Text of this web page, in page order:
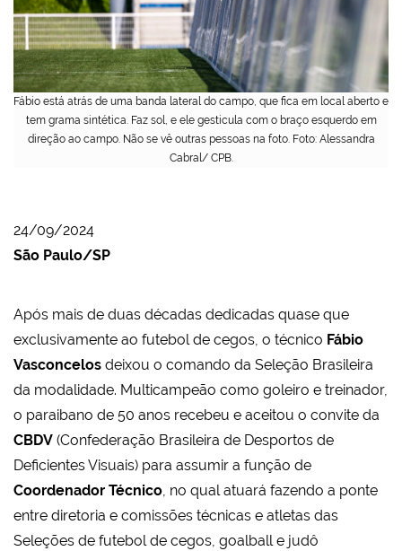
Fábio está atrás de uma banda lateral do campo, que fica em local aberto e
tem grama sintética. Faz sol, e ele gesticula com o braço esquerdo em
direção ao campo. Não se vê outras pessoas na foto. Foto: Alessandra
Cabral/ CPB.
24/09/2024
São Paulo/SP
Após mais de duas décadas dedicadas quase que
exclusivamente ao futebol de cegos, o técnico Fábio
Vasconcelos deixou o comando da Seleção Brasileira
da modalidade. Multicampeão como goleiro e treinador,
o paraibano de 50 anos recebeu e aceitou o convite da
CBDV (Confederação Brasileira de Desportos de
Deficientes Visuais) para assumir a função de
Coordenador Técnico, no qual atuará fazendo a ponte
entre diretoria e comissões técnicas e atletas das
Seleções de futebol de cegos, goalball e judô